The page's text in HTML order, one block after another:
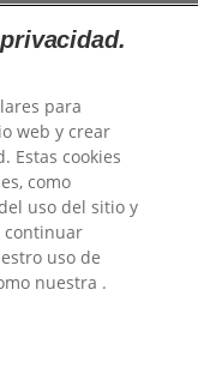
reservados.
para
web y crear
Estas cookies
como
uso del sitio y
continuar
uso de
nuestra .